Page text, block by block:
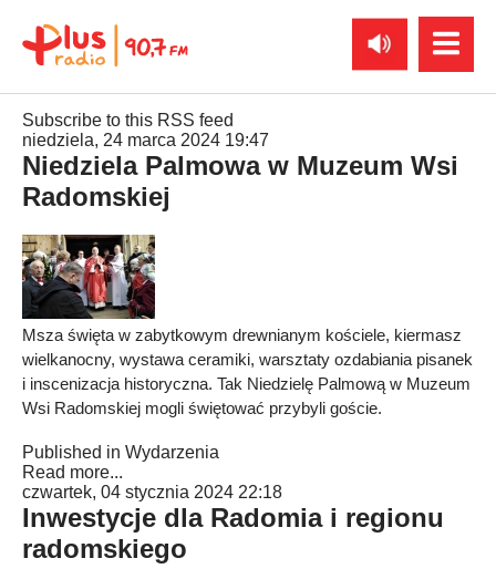
Subscribe to this RSS feed
niedziela, 24 marca 2024 19:47
Niedziela Palmowa w Muzeum Wsi
Radomskiej
Msza święta w zabytkowym drewnianym kościele, kiermasz
wielkanocny, wystawa ceramiki, warsztaty ozdabiania pisanek
i inscenizacja historyczna. Tak Niedzielę Palmową w Muzeum
Wsi Radomskiej mogli świętować przybyli goście.
Published in Wydarzenia
Read more...
czwartek, 04 stycznia 2024 22:18
Inwestycje dla Radomia i regionu
radomskiego